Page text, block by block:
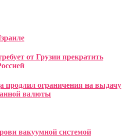
от Грузии прекратить
продлил ограничения на выдачу
валюты
вакуумной системой